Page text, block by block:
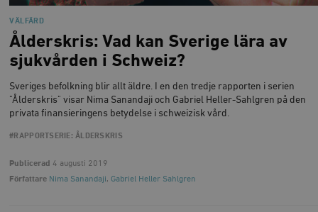
VÄLFÄRD
Ålderskris: Vad kan Sverige lära av
sjukvården i Schweiz?
Sveriges befolkning blir allt äldre. I en den tredje rapporten i serien
"Ålderskris" visar Nima Sanandaji och Gabriel Heller-Sahlgren på den
privata finansieringens betydelse i schweizisk vård.
#RAPPORTSERIE: ÅLDERSKRIS
Publicerad 4 augusti 2019
Författare Nima Sanandaji, Gabriel Heller Sahlgren